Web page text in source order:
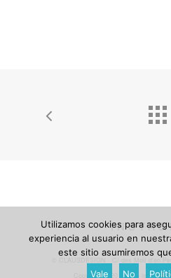
© CLAUSDESIGN · C/ des Molí d'en
Copyright 2020 ·aviso legal·
Utilizamos cookies para
experiencia al usuario en
este sitio asumiremos
Vale
No